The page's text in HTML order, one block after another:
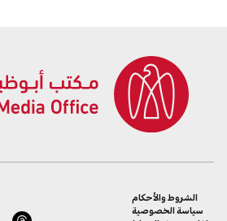
الشروط والأحكام
سياسة الخصوصية